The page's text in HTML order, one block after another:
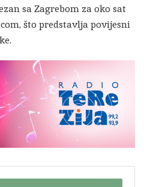
sa Zagrebom za oko sat
što predstavlja povijesni